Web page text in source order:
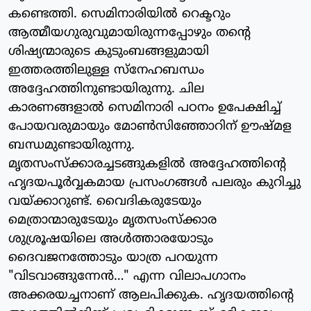
കണ്ടെത്തി. സെമിനാരിയില്‍ റെക്ടറും
ആത്മീയഗുരുവുമായിരുന്നപ്പോഴും തന്റെ
ശിഷ്യന്മാരുടെ കുടുംബങ്ങളുമായി
ഇത്തരത്തിലുള്ള സ്‌നേഹബന്ധം
അദ്ദേഹത്തിനുണ്ടായിരുന്നു. ചില
കാരണങ്ങളാല്‍ സെമിനാരി പഠനം ഉപേക്ഷിച്ച്
പോയവരുമായും മോണ്‍സിഞ്ഞോറിന് ഊഷ്മള
ബന്ധമുണ്ടായിരുന്നു.
മൃതസംസ്‌ക്കാരച്ചടങ്ങുകളില്‍ അദ്ദേഹത്തിന്റെ
ഹൃദയപൂര്‍വ്വകമായ പ്രസംഗങ്ങള്‍ പലരും കുറിച്ചു
വയ്ക്കാറുണ്ട്. വൈദികരുടേയും
മെത്രാന്മാരുടേയും മൃതസംസ്‌ക്കാര
ശുശ്രൂഷയിലെ അള്‍ത്താരയോടും
ദൈവജനത്തോടും യാത്ര പറയുന്ന
"വിടവാങ്ങുന്നേന്‍…" എന്ന വിലാപഗാനം
അക്കരയച്ചനാണ് ആലപിക്കുക. ഹൃദയത്തിന്റെ